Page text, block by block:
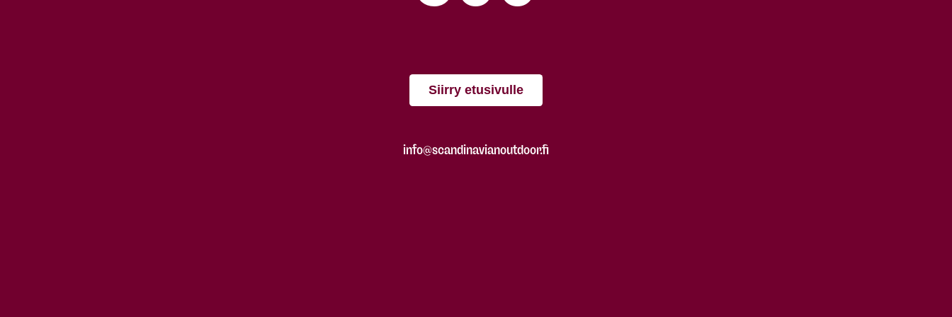
Siirry etusivulle
info@scandinavianoutdoor.fi